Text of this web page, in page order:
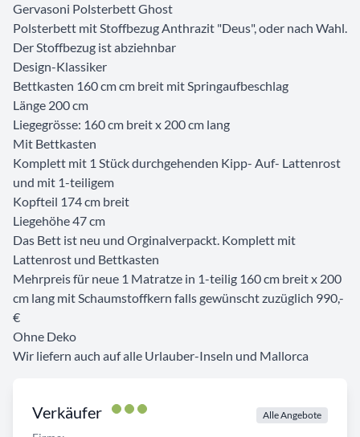
Verkäufer Alle Angebote
Gervasoni Polsterbett Ghost
Polsterbett mit Stoffbezug Anthrazit "Deus", oder nach Wahl.
Der Stoffbezug ist abziehnbar
Design-Klassiker
Bettkasten 160 cm cm breit mit Springaufbeschlag
Länge 200 cm
Liegegrösse: 160 cm breit x 200 cm lang
Mit Bettkasten
Komplett mit 1 Stück durchgehenden Kipp- Auf- Lattenrost
und mit 1-teiligem
Kopfteil 174 cm breit
Liegehöhe 47 cm
Das Bett ist neu und Orginalverpackt. Komplett mit
Lattenrost und Bettkasten
Mehrpreis für neue 1 Matratze in 1-teilig 160 cm breit x 200
cm lang mit Schaumstoffkern falls gewünscht zuzüglich 990,-
€
Ohne Deko
Wir liefern auch auf alle Urlauber-Inseln und Mallorca